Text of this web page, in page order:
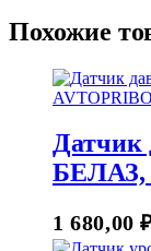
Похожие
Датчик
БЕЛАЗ,
1 680,00